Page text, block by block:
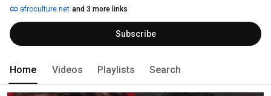
afroculture.net and 3 more links
Subscribe
Home Videos Playlists Search